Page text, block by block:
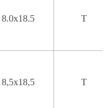
8.0x18.5 T
8,5х18,5 T